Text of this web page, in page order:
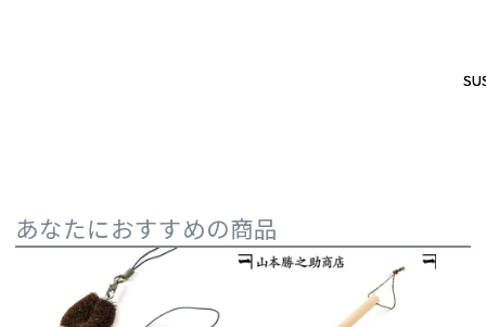
あなたにおすすめの商品